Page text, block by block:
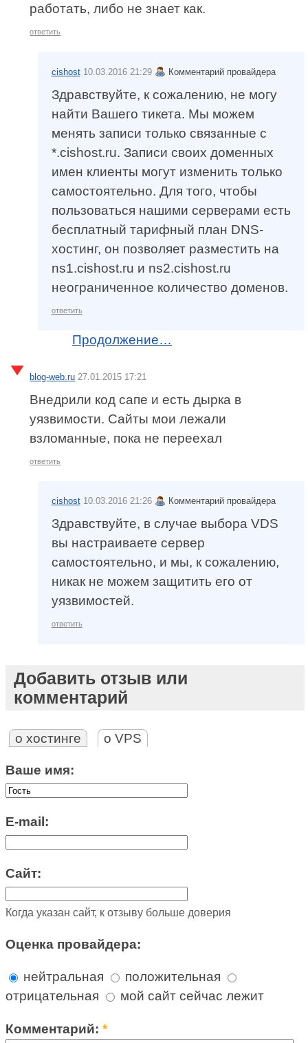
работать, либо не знает как.
ответить
cishost 10.03.2016 21:29 Комментарий провайдера
Здравствуйте, к сожалению, не могу
найти Вашего тикета. Мы можем
менять записи только связанные с
*.cishost.ru. Записи своих доменных
имен клиенты могут изменить только
самостоятельно. Для того, чтобы
пользоваться нашими серверами есть
бесплатный тарифный план DNS-
хостинг, он позволяет разместить на
ns1.cishost.ru и ns2.cishost.ru
неограниченное количество доменов.
ответить
Продолжение…
blog-web.ru 27.01.2015 17:21
Внедрили код сапе и есть дырка в
уязвимости. Сайты мои лежали
взломанные, пока не переехал
ответить
cishost 10.03.2016 21:26 Комментарий провайдера
Здравствуйте, в случае выбора VDS
вы настраиваете сервер
самостоятельно, и мы, к сожалению,
никак не можем защитить его от
уязвимостей.
ответить
Добавить отзыв или
комментарий
о хостинге о VPS
Ваше имя:
E-mail:
Сайт:
Когда указан сайт, к отзыву больше доверия
Оценка провайдера:
нейтральная
положительная
отрицательная
мой сайт сейчас лежит
Комментарий:*